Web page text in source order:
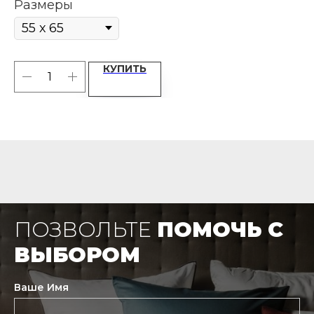
Размеры
КУПИТЬ
ПОЗВОЛЬТЕ ПОМОЧЬ С
ВЫБОРОМ
Ваше Имя